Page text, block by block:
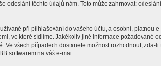
odeslání těchto údajů nám. Toto může zahrnovat:
při přihlašování do vašeho účtu, a osobní, platnou
ve které sídlíme. Jakékoliv jiné informace požadované
všech případech dostanete možnost rozhodnout, zda-
softwarem na váš e-mail.